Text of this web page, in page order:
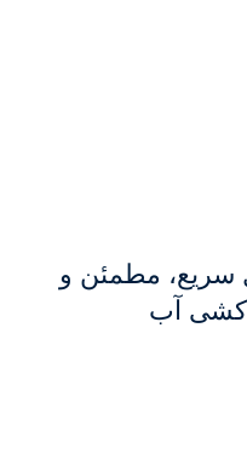
سریع، مطمئن و
آب